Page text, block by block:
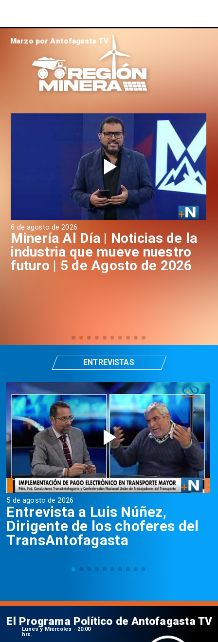
6 de agosto de 2026
Minería Al Día | Noticias de la
industria que mueve nuestro
futuro | 5 de Agosto de 2026
Marzo por Antofagasta TV
5 de agosto de 2026
Entrevista a Luis Núñez,
Dirigente de los choferes del
TransAntofagasta
ENTREVISTAS
El Programa Político de Antofagasta TV
Lunes y Miércoles - 20:00
hrs.